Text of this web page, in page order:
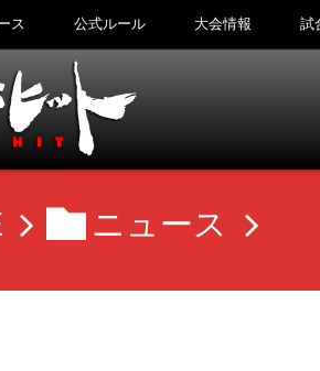
ス 公式ルール 大会情報 試
ニュース